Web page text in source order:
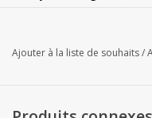
Ajouter à la liste de souhaits/